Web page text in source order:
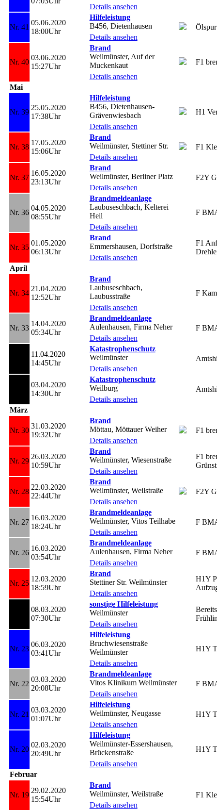
Details ansehen
Nr. 41
05.06.2020
18:00Uhr
Hilfeleistung
B456, Dietenhausen
Details ansehen
Ölspur
Nr. 40
03.06.2020
15:27Uhr
Brand
Weilmünster, Auf der
Muckenkaut
Details ansehen
F1
Mai
Nr. 39
25.05.2020
17:38Uhr
Hilfeleistung
B456, Dietenhausen-
Grävenwiesbach
Details ansehen
H1
Nr. 38
17.05.2020
15:06Uhr
Brand
Weilmünster, Stettiner Str.
Details ansehen
F1
Nr. 37
16.05.2020
23:13Uhr
Brand
Weilmünster, Berliner Platz
Details ansehen
F2Y
Nr. 36
04.05.2020
08:55Uhr
Brandmeldeanlage
Laubuseschbach, Kelterei
Heil
Details ansehen
F
Nr. 35
01.05.2020
06:13Uhr
Brand
Emmershausen, Dorfstraße
Details ansehen
F1
April
Nr. 34
21.04.2020
12:52Uhr
Brand
Laubuseschbach,
Laubusstraße
Details ansehen
F
Nr. 33
14.04.2020
05:34Uhr
Brandmeldeanlage
Aulenhausen, Firma Neher
Details ansehen
F
11.04.2020
14:45Uhr
Katastrophenschutz
Weilmünster
Details ansehen
03.04.2020
14:30Uhr
Katastrophenschutz
Weilburg
Details ansehen
März
Nr. 30
31.03.2020
19:32Uhr
Brand
Möttau, Möttauer Weiher
Details ansehen
F1
Nr. 29
26.03.2020
10:59Uhr
Brand
Weilmünster, Wiesenstraße
Details ansehen
F1
Nr. 28
22.03.2020
22:44Uhr
Brand
Weilmünster, Weilstraße
Details ansehen
F2Y
Nr. 27
16.03.2020
18:24Uhr
Brandmeldeanlage
Weilmünster, Vitos Teilhabe
Details ansehen
F
Nr. 26
16.03.2020
03:54Uhr
Brandmeldeanlage
Aulenhausen, Firma Neher
Details ansehen
F
Nr. 25
12.03.2020
18:59Uhr
Brand
Stettiner Str. Weilmünster
Details ansehen
H1Y
08.03.2020
07:30Uhr
sonstige Hilfeleistung
Weilmünster
Details ansehen
Nr. 23
06.03.2020
03:41Uhr
Hilfeleistung
Bruchwiesenstraße
Weilmünster
Details ansehen
H1Y
Nr. 22
03.03.2020
20:08Uhr
Brandmeldeanlage
Vitos Klinikum Weilmünster
Details ansehen
F
Nr. 21
03.03.2020
01:07Uhr
Hilfeleistung
Weilmünster, Neugasse
Details ansehen
H1Y
Nr. 20
02.03.2020
20:49Uhr
Hilfeleistung
Weilmünster-Essershausen,
Brückenstraße
Details ansehen
H1Y
Februar
Nr. 19
29.02.2020
15:54Uhr
Brand
Weilmünster, Weilstraße
Details ansehen
F1